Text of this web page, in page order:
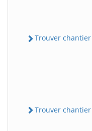
Trouver chantier
Trouver